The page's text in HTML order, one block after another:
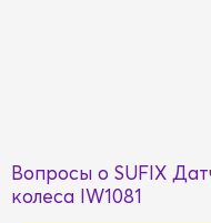
Вопросы о SUFIX
колеса IW1081